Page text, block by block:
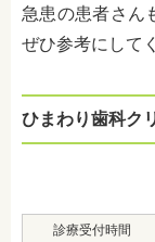
急患の患者さん
ぜひ参考にして
ひまわり歯科ク
診療受付時間